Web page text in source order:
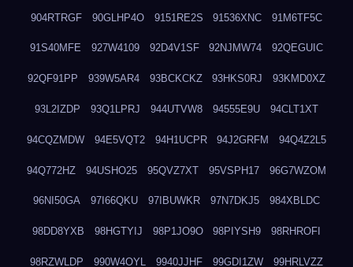
904RTRGF 90GLHP4O 9151RE2S 91536XNC 91M6TF5C
91S40MFE 927W4109 92D4V1SF 92NJMW74 92QEGUIC
92QF91PP 939W5AR4 93BCKCKZ 93HKS0RJ 93KMD0XZ
93L2IZDP 93Q1LPRJ 944UTVW8 94555E9U 94CLT1XT
94CQZMDW 94E5VQT2 94H1UCPR 94J2GRFM 94Q4Z2L5
94Q772HZ 94USHO25 95QVZ7XT 95VSPH17 96G7WZOM
96NI50GA 97I66QKU 97IBUWKR 97N7DKJ5 984XBLDC
98DD8YXB 98HGTYIJ 98P1JO9O 98PIYSH9 98RHROFI
98RZWLDP 990W4OYL 9940JJHF 99GDI1ZW 99HRLVZZ